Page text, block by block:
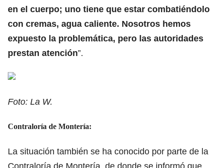
en el cuerpo; uno tiene que estar combatiéndolo
con cremas, agua caliente. Nosotros hemos
expuesto la problemática, pero las autoridades
prestan atención”.
Foto: La W.
Contraloría de Montería:
La situación también se ha conocido por parte de la
Contraloría de Montería, de donde se informó que